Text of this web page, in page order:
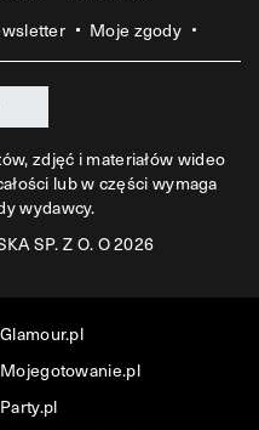
Moje zgody
zdjęć i materiałów wideo
lub w części wymaga
wydawcy.
SP. Z O. O 2026
Glamour.pl
Mojegotowanie.pl
Party.pl